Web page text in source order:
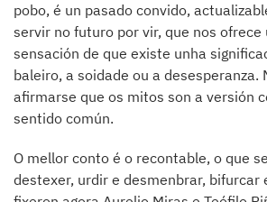
pobo, é un pasado convido,
servir no futuro por vir, que nos ofrece
sensación de que existe unha
baleiro, a soidade ou a desesperanza.
afirmarse que os mitos son a versión
sentido común.
O mellor conto é o recontable, o que
destexer, urdir e desmenbrar, bifurcar